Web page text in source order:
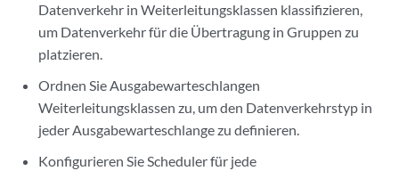
Datenverkehr in Weiterleitungsklassen klassifizieren,
um Datenverkehr für die Übertragung in Gruppen zu
platzieren.
Ordnen Sie Ausgabewarteschlangen
Weiterleitungsklassen zu, um den Datenverkehrstyp in
jeder Ausgabewarteschlange zu definieren.
Konfigurieren Sie Scheduler für jede